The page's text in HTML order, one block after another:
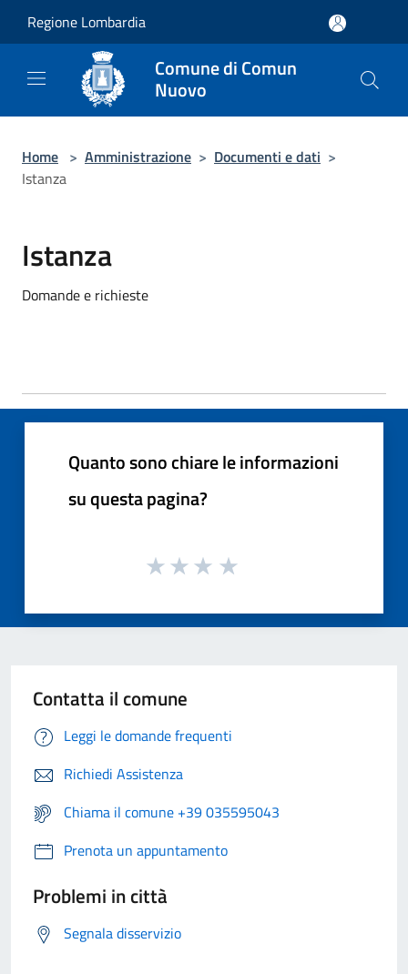
Regione Lombardia
Comune di Comun
Nuovo
Home > Amministrazione > Documenti e dati >
Istanza
Istanza
Domande e richieste
Quanto sono chiare le informazioni
su questa pagina?
Contatta il comune
Leggi le domande frequenti
Richiedi Assistenza
Chiama il comune +39 035595043
Prenota un appuntamento
Problemi in città
Segnala disservizio